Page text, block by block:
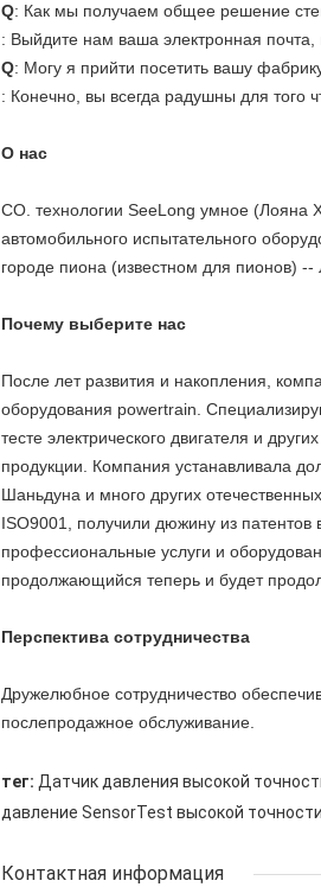
Q: Как мы получаем общее решение
: Выйдите нам ваша электронная
Q: Могу я прийти посетить вашу
: Конечно, вы всегда радушны для того
О нас
CO. технологии SeeLong умное (Лояна
автомобильного испытательного
городе пиона (известном для пионов)
Почему выберите нас
После лет развития и накопления,
оборудования powertrain.
тесте электрического двигателя и
продукции. Компания устанавливала
Шаньдуна и много других
ISO9001, получили дюжину из
профессиональные услуги и
продолжающийся теперь и будет
Перспектива сотрудничества
Дружелюбное сотрудничество
послепродажное обслуживание.
тег: Датчик давления высокой
давление SensorTest высокой
Контактная информация